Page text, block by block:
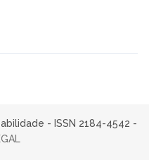
- ISSN 2184-4542 -